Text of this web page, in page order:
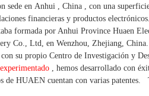
sede en Anhui , China , con una
financieras y productos electrónicos.
formada por Anhui Province Huaen
Co., Ltd, en Wenzhou, Zhejiang, China.
con su propio Centro de Investigación y
hemos desarrollado con
de HUAEN cuentan con varias patentes.